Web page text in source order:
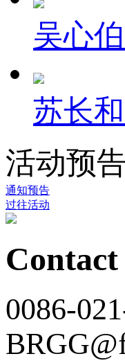
吴心
苏长
活动预
通知预告
过往活动
Contact
0086-